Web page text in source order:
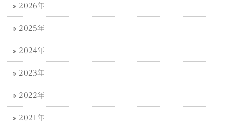
2026年
2025年
2024年
2023年
2022年
2021年